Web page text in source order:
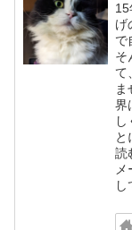
げ
で
そ
て
ま
界
と
読
メ
し